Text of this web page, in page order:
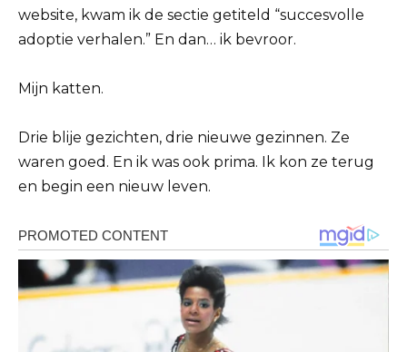
website, kwam ik de sectie getiteld “succesvolle
adoptie verhalen.” En dan… ik bevroor.
Mijn katten.
Drie blije gezichten, drie nieuwe gezinnen. Ze
waren goed. En ik was ook prima. Ik kon ze terug
en begin een nieuw leven.